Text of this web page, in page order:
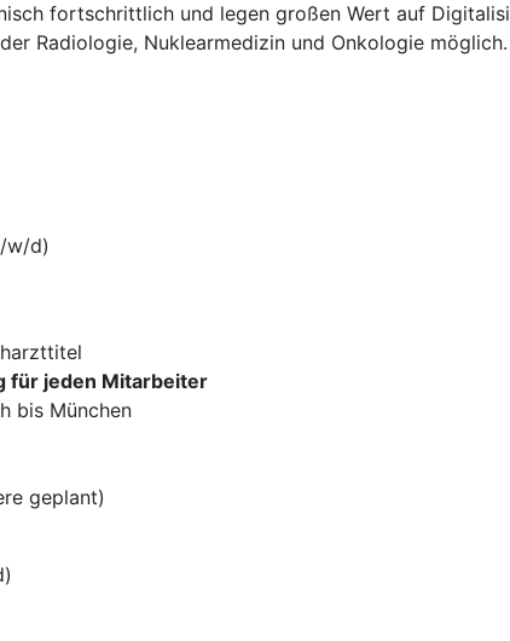
fortschrittlich und legen großen Wert auf
Radiologie, Nuklearmedizin und Onkologie möglich.
w/d)
für jeden Mitarbeiter
bis München
geplant)